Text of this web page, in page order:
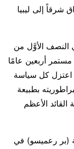
شرقاً إلى ليبيا
النصف الأوَّل من
أربعين عامًا
اعتزل كل سياسة
بطبيعة
الأعظم
(بر رعميسو) في